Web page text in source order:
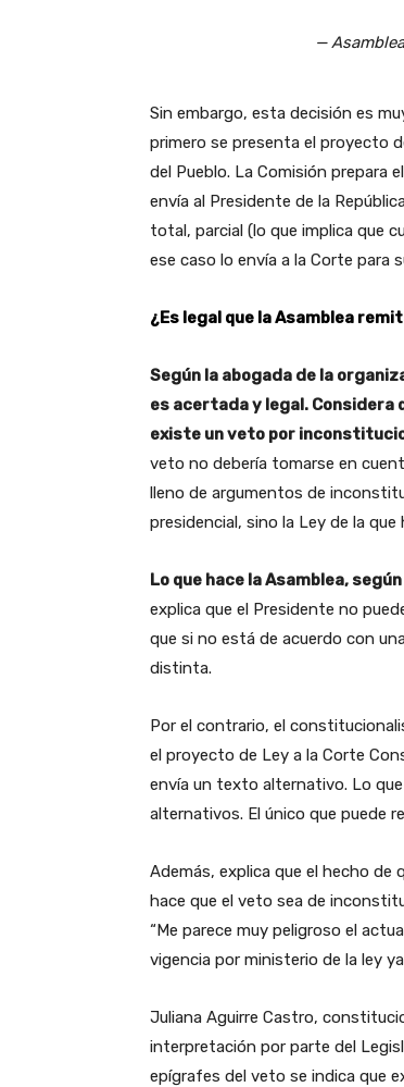
—
Sin embargo, esta decisión es
primero se presenta el proyecto
del Pueblo. La Comisión prepara
envía al Presidente de la
total, parcial (lo que implica que
ese caso lo envía a la Corte para
¿Es legal que la Asamblea
Según la abogada de la
es acertada y legal. Considera
existe un veto por
veto no debería tomarse en
lleno de argumentos de
presidencial, sino la Ley de la
Lo que hace la Asamblea,
explica que el Presidente no
que si no está de acuerdo con
distinta.
Por el contrario, el
el proyecto de Ley a la Corte
envía un texto alternativo. Lo
alternativos. El único que puede
Además, explica que el hecho
hace que el veto sea de
“Me parece muy peligroso el
vigencia por ministerio de la ley
Juliana Aguirre Castro,
interpretación por parte del
epígrafes del veto se indica que